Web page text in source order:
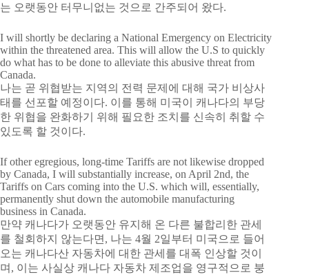
는 오랫동안 터무니없는 것으로 간주되어 왔다.
I will shortly be declaring a National Emergency on Electricity
within the threatened area. This will allow the U.S to quickly
do what has to be done to alleviate this abusive threat from
Canada.
나는 곧 위협받는 지역의 전력 문제에 대해 국가 비상사
태를 선포할 예정이다. 이를 통해 미국이 캐나다의 부당
한 위협을 완화하기 위해 필요한 조치를 신속히 취할 수
있도록 할 것이다.
If other egregious, long-time Tariffs are not likewise dropped
by Canada, I will substantially increase, on April 2nd, the
Tariffs on Cars coming into the U.S. which will, essentially,
permanently shut down the automobile manufacturing
business in Canada.
만약 캐나다가 오랫동안 유지해 온 다른 불합리한 관세
를 철회하지 않는다면, 나는 4월 2일부터 미국으로 들어
오는 캐나다산 자동차에 대한 관세를 대폭 인상할 것이
며, 이는 사실상 캐나다 자동차 제조업을 영구적으로 붕